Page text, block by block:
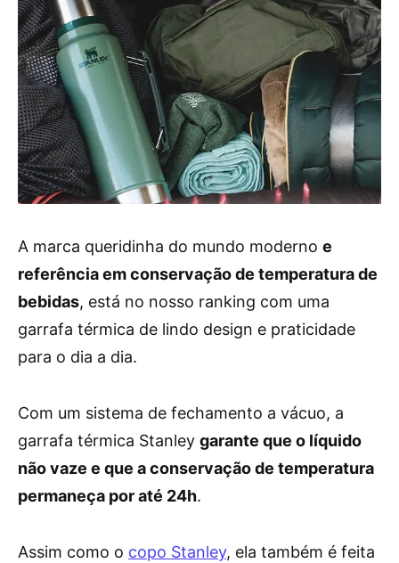
A marca queridinha do mundo moderno e
referência em conservação de temperatura de
bebidas, está no nosso ranking com uma
garrafa térmica de lindo design e praticidade
para o dia a dia.
Com um sistema de fechamento a vácuo, a
garrafa térmica Stanley garante que o líquido
não vaze e que a conservação de temperatura
permaneça por até 24h.
Assim como o copo Stanley, ela também é feita